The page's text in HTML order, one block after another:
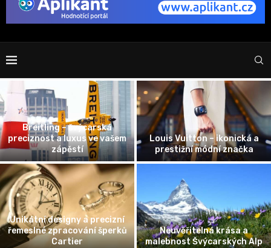
Breitling – švýcarská
preciznost a luxus ve vašem
zápěstí
Louis Vuitton – ikonická a
prestižní módní značka
Unikátní designy a precizní
řemeslné zpracování šperků
Cartier
Neuvěřitelná krása a
malebnost Švýcarských Alp